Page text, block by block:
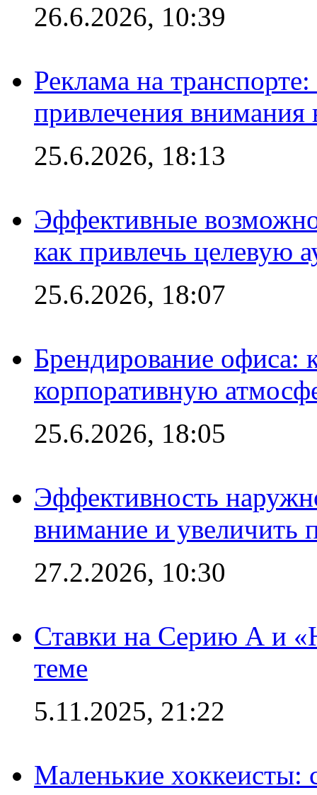
26.6.2026, 10:39
Реклама на
привлечения внимания
25.6.2026, 18:13
Эффективные
как привлечь целевую
25.6.2026, 18:07
Брендирование офиса:
корпоративную
25.6.2026, 18:05
Эффективность
внимание и увеличить
27.2.2026, 10:30
Ставки на Серию А и
теме
5.11.2025, 21:22
Маленькие хоккеисты: